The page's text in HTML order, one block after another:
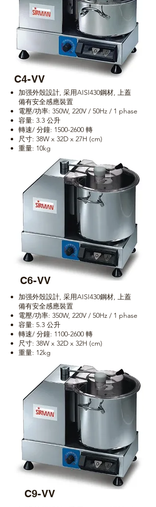
C4-VV
加强外殼設計, 采用AISI430鋼材, 上蓋
備有安全感應裝置
電壓/功率: 350W, 220V / 50Hz / 1 phase
容量: 3.3 公升
轉速/ 分鐘: 1500-2600 轉
尺寸: 38W x 32D x 27H (cm)
重量: 10kg
C6-VV
加强外殼設計, 采用AISI430鋼材, 上蓋
備有安全感應裝置
電壓/功率: 350W, 220V / 50Hz / 1 phase
容量: 5.3 公升
轉速/ 分鐘: 1100-2600 轉
尺寸: 38W x 32D x 32H (cm)
重量: 12kg
C9-VV